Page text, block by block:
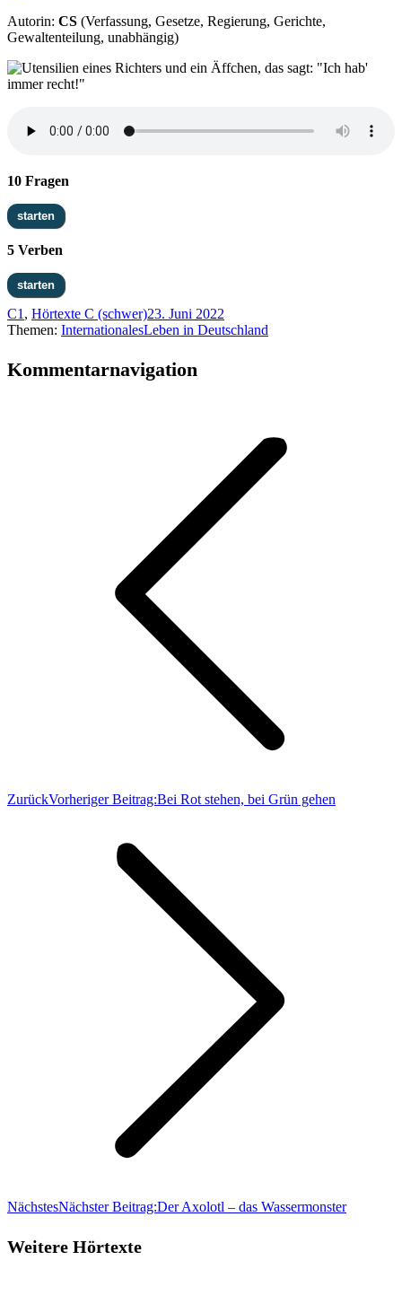
Autorin: CS (Verfassung, Gesetze, Regierung, Gerichte,
Gewaltenteilung, unabhängig)
10 Fragen
5 Verben
C1, Hörtexte C (schwer)23. Juni 2022
Themen: InternationalesLeben in Deutschland
Kommentarnavigation
ZurückVorheriger Beitrag:Bei Rot stehen, bei Grün gehen
NächstesNächster Beitrag:Der Axolotl – das Wassermonster
Weitere Hörtexte